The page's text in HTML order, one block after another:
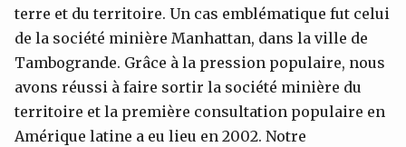
terre et du territoire. Un cas emblématique fut celui
de la société minière Manhattan, dans la ville de
Tambogrande. Grâce à la pression populaire, nous
avons réussi à faire sortir la société minière du
territoire et la première consultation populaire en
Amérique latine a eu lieu en 2002. Notre